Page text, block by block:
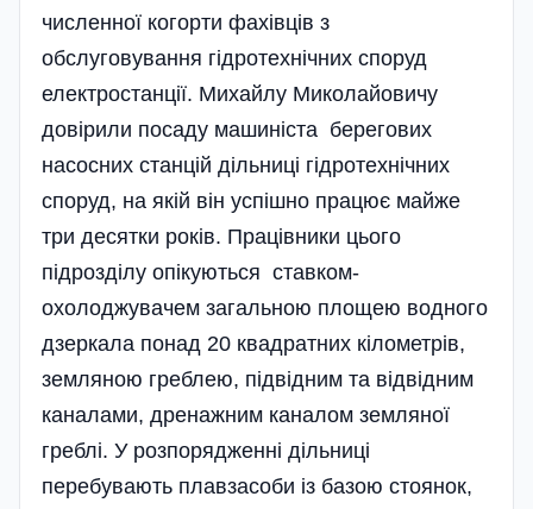
численної когорти фахівців з
обслуговування гідротехнічних споруд
електростанції. Михайлу Миколайовичу
довірили посаду машиніста берегових
насосних станцій дільниці гідротехнічних
споруд, на якій він успішно працює майже
три десятки років. Працівники цього
підрозділу опікуються ставком-
охолоджувачем загальною площею водного
дзеркала понад 20 квадратних кілометрів,
земляною греблею, підвідним та відвідним
каналами, дренажним каналом земляної
греблі. У розпорядженні дільниці
перебувають плавзасоби із базою стоянок,